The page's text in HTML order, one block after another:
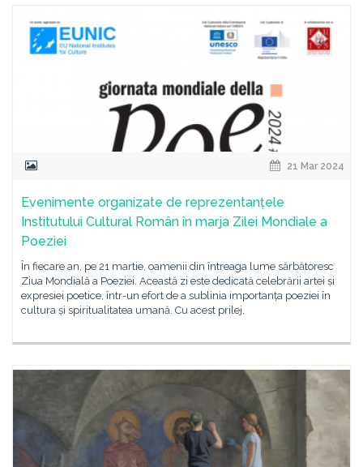
21 Mar 2024
Evenimente organizate de reprezentanțele
Institutului Cultural Român în marja Zilei Mondiale a
Poeziei
În fiecare an, pe 21 martie, oamenii din întreaga lume sărbătoresc
Ziua Mondială a Poeziei. Această zi este dedicată celebrării artei și
expresiei poetice, într-un efort de a sublinia importanța poeziei în
cultura și spiritualitatea umană. Cu acest prilej,